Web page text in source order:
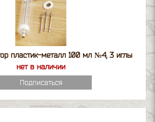
пластик-металл 100 мл №4, 3 иглы
нет в наличии
Подписаться